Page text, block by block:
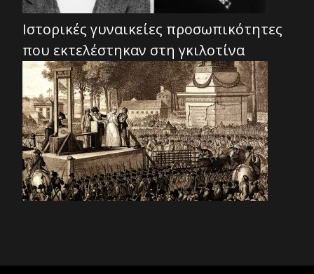
Ιστορικές γυναικείες προσωπικότητες
που εκτελέστηκαν στη γκιλοτίνα